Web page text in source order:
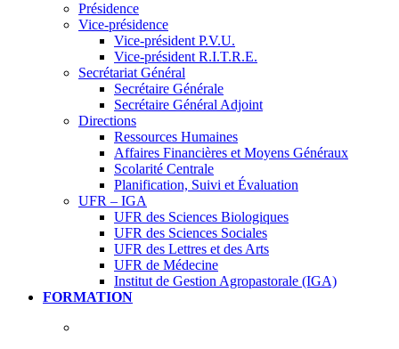
Présidence
Vice-présidence
Vice-président P.V.U.
Vice-président R.I.T.R.E.
Secrétariat Général
Secrétaire Générale
Secrétaire Général Adjoint
Directions
Ressources Humaines
Affaires Financières et Moyens Généraux
Scolarité Centrale
Planification, Suivi et Évaluation
UFR – IGA
UFR des Sciences Biologiques
UFR des Sciences Sociales
UFR des Lettres et des Arts
UFR de Médecine
Institut de Gestion Agropastorale (IGA)
FORMATION